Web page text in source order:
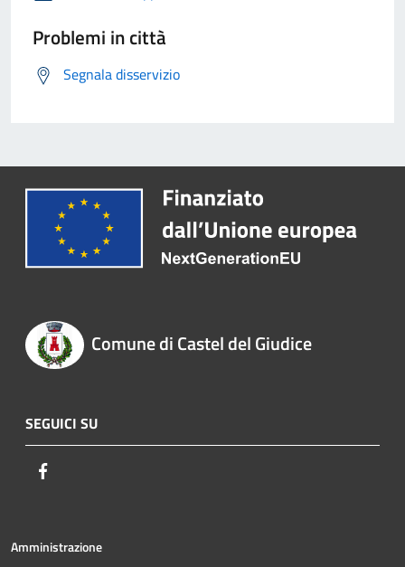
Problemi in città
Segnala disservizio
Comune di Castel del Giudice
SEGUICI SU
Amministrazione